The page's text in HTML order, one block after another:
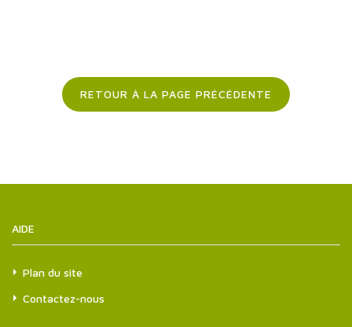
RETOUR À LA PAGE PRÉCÉDENTE
AIDE
Plan du site
Contactez-nous